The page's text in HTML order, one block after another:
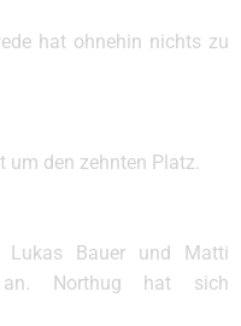
hat ohnehin nichts zu
den zehnten Platz.
Bauer und Matti
Northug hat sich